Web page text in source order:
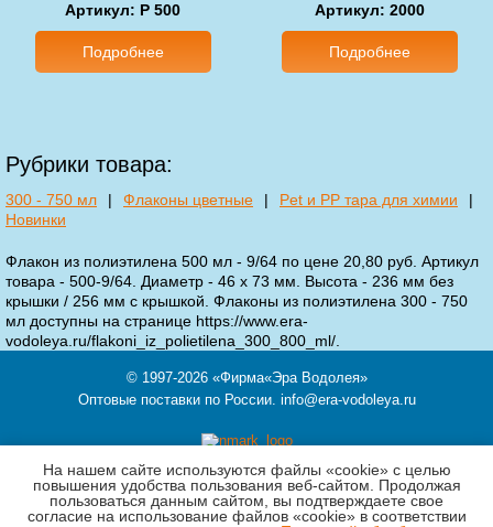
Артикул: P 500
Подробнее
Артикул: 2000
Подробнее
Рубрики товара:
300 - 750 мл | Флаконы цветные | Pet и PP тара для химии
|
Новинки
Флакон из полиэтилена 500 мл - 9/64 по цене 20,80 руб. Артикул
товара - 500-9/64. Диаметр - 46 х 73 мм. Высота - 236 мм без
крышки / 256 мм с крышкой. Флаконы из полиэтилена 300 - 750
мл доступны на странице https://www.era-
vodoleya.ru/flakoni_iz_polietilena_300_800_ml/.
© 1997-2026 «Фирма«Эра Водолея»
Оптовые поставки по России. info@era-vodoleya.ru
121354,Москва,ул. Кутузова, д.11 корп.3, этаж Ц, пом.II, ком.6-7
Телефон 8 (903) 519-77-81
На нашем сайте используются файлы «cookie» с целью
повышения удобства пользования веб-сайтом. Продолжая
пользоваться данным сайтом, вы подтверждаете свое
согласие на использование файлов «cookie» в соответствии